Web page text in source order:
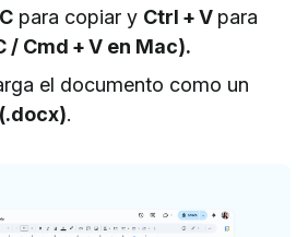
para copiar y Ctrl + V para
/ Cmd + V en Mac).
el documento como un
.